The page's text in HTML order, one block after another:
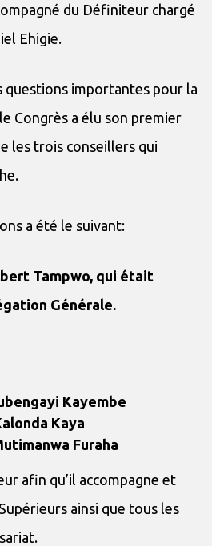
du Définiteur chargé
Ehigie.
questions importantes pour la
Congrès a élu son premier
les trois conseillers qui
a été le suivant:
Tampwo, qui était
Générale.
Kayembe
Kaya
Furaha
afin qu’il accompagne et
ainsi que tous les